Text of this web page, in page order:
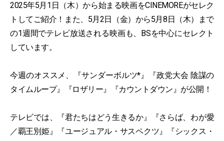
2025年5月1日（木）から始まる映画をCINEMOREがセレク
トしてご紹介！また、5月2日（金）から5月8日（木）まで
の1週間でテレビ放送される映画も、BSを中心にセレクト
しています。
今週のオススメ、『サンダーボルツ*』『政党大会 陰謀の
タイムループ』『ロザリー』『カウントダウン』が公開！
テレビでは、『君たちはどう生きるか』『さらば、わが愛
／覇王別姫』『ユージュアル・サスペクツ』『シックス・